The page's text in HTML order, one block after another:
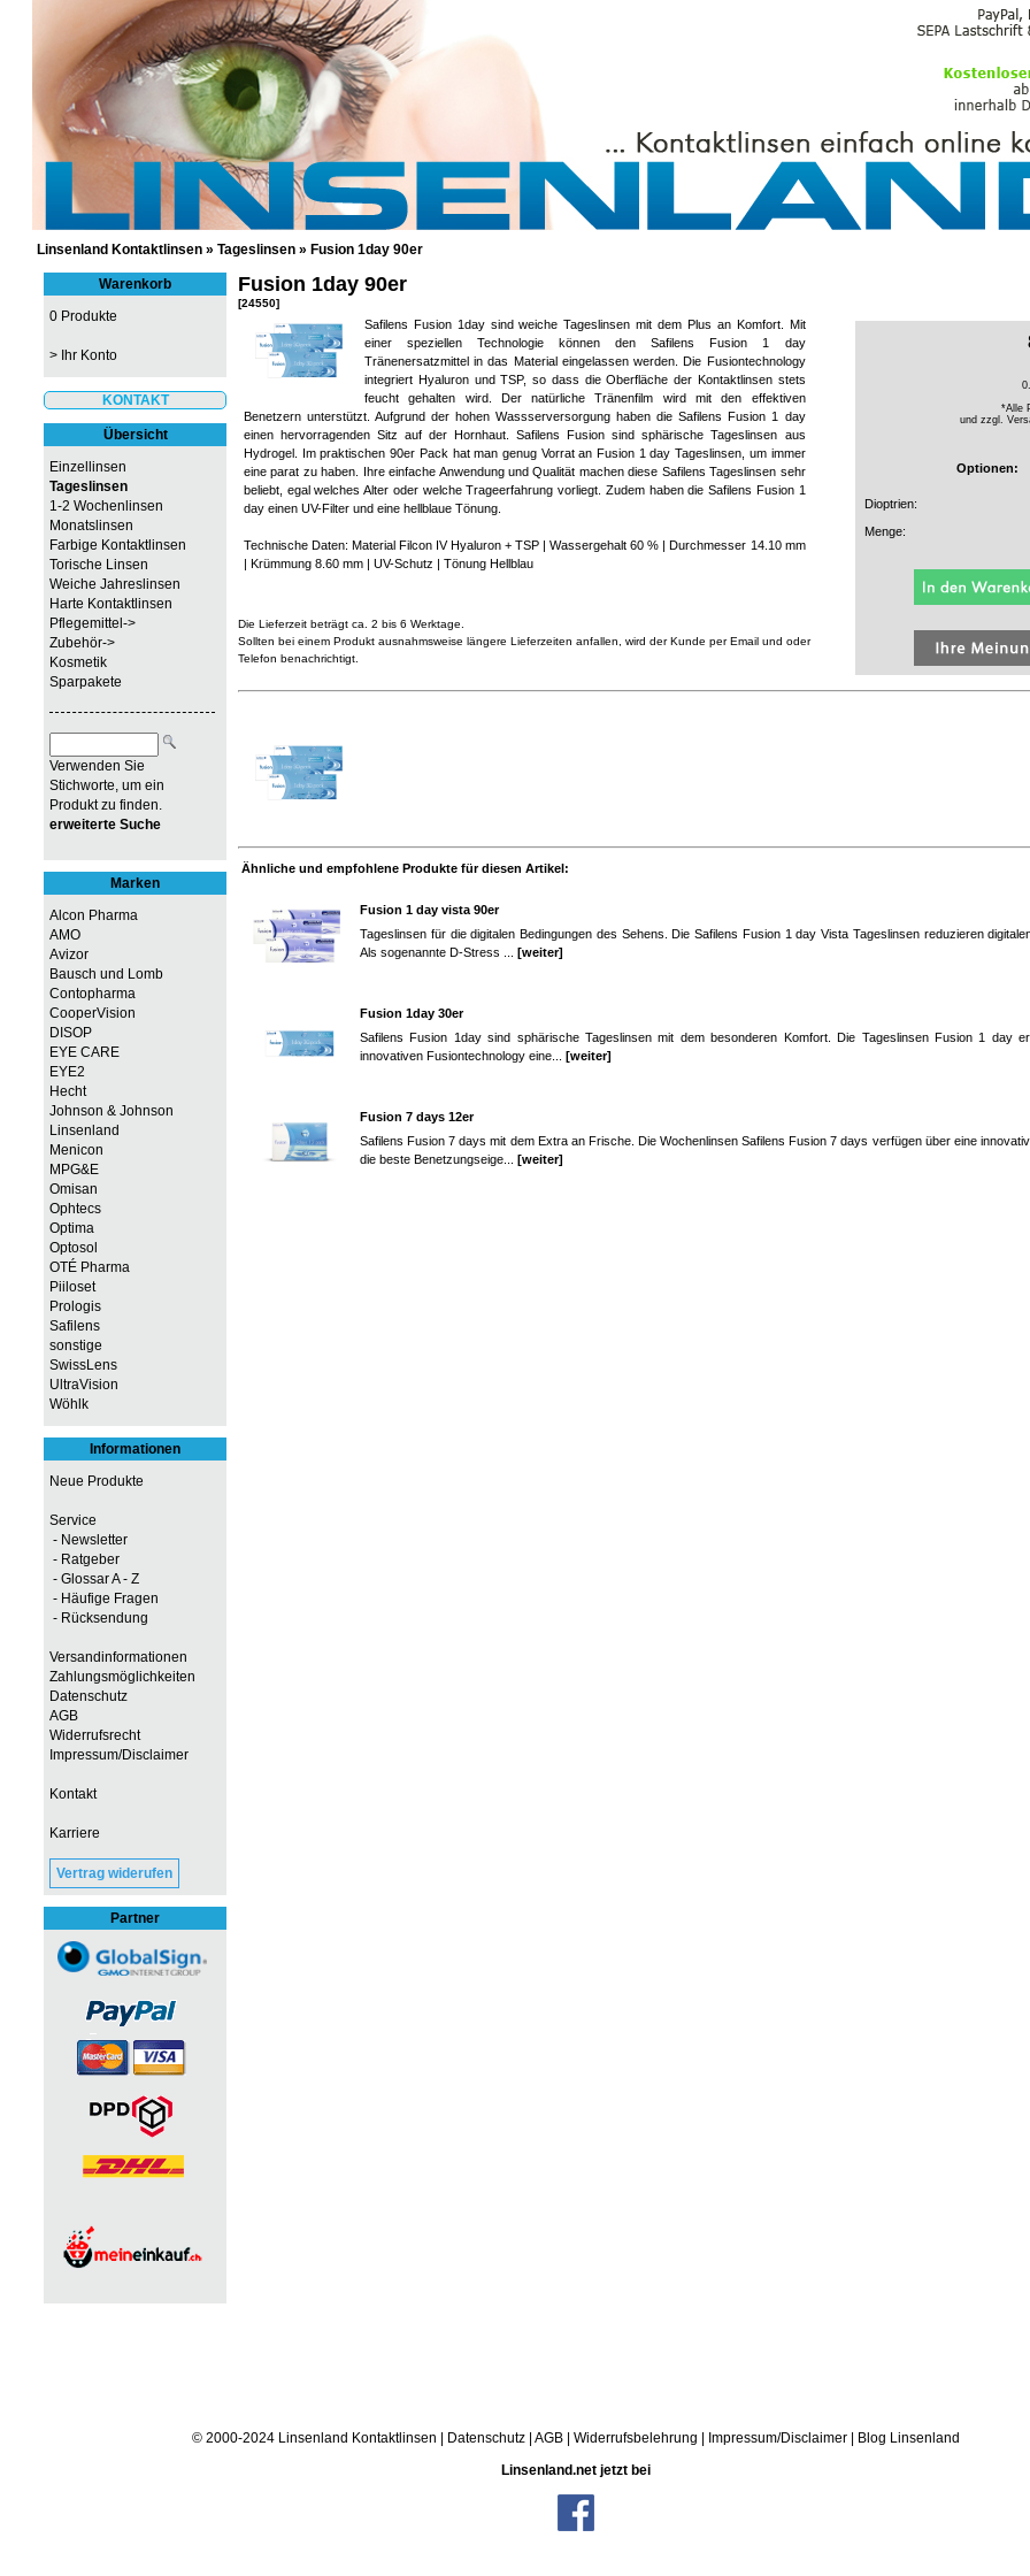
GÜNSTIGE KONTAKTLINSEN UND PFLEGEMITTEL
Linsenland Kontaktlinsen » Tageslinsen » Fusion 1day 90er
Warenkorb
0 Produkte
> Ihr Konto
KONTAKT
Übersicht
Einzellinsen
Tageslinsen
1-2 Wochenlinsen
Monatslinsen
Farbige Kontaktlinsen
Torische Linsen
Weiche Jahreslinsen
Harte Kontaktlinsen
Pflegemittel->
Zubehör->
Kosmetik
Sparpakete
Verwenden Sie
Stichworte, um ein
Produkt zu finden.
erweiterte Suche
Marken
Alcon Pharma
AMO
Avizor
Bausch und Lomb
Contopharma
CooperVision
DISOP
EYE CARE
EYE2
Hecht
Johnson & Johnson
Linsenland
Menicon
MPG&E
Omisan
Ophtecs
Optima
Optosol
OTÉ Pharma
Piiloset
Prologis
Safilens
sonstige
SwissLens
UltraVision
Wöhlk
Informationen
Neue Produkte
Service
- Newsletter
- Ratgeber
- Glossar A - Z
- Häufige Fragen
- Rücksendung
Versandinformationen
Zahlungsmöglichkeiten
Datenschutz
AGB
Widerrufsrecht
Impressum/Disclaimer
Kontakt
Karriere
Vertrag widerufen
Partner
Fusion 1day 90er
[24550]
Safilens Fusion 1day sind weiche Tageslinsen mit dem Plus an Komfort. Mit
einer speziellen Technologie können den Safilens Fusion 1 day
Tränenersatzmittel in das Material eingelassen werden. Die Fusiontechnology
integriert Hyaluron und TSP, so dass die Oberfläche der Kontaktlinsen stets
feucht gehalten wird. Der natürliche Tränenfilm wird mit den effektiven
Benetzern unterstützt. Aufgrund der hohen Wassserversorgung haben die Safilens Fusion 1 day
einen hervorragenden Sitz auf der Hornhaut. Safilens Fusion sind sphärische Tageslinsen aus
Hydrogel. Im praktischen 90er Pack hat man genug Vorrat an Fusion 1 day Tageslinsen, um immer
eine parat zu haben. Ihre einfache Anwendung und Qualität machen diese Safilens Tageslinsen sehr
beliebt, egal welches Alter oder welche Trageerfahrung vorliegt. Zudem haben die Safilens Fusion 1
day einen UV-Filter und eine hellblaue Tönung.
Technische Daten: Material Filcon IV Hyaluron + TSP | Wassergehalt 60 % | Durchmesser 14.10 mm
| Krümmung 8.60 mm | UV-Schutz | Tönung Hellblau
Die Lieferzeit beträgt ca. 2 bis 6 Werktage.
Sollten bei einem Produkt ausnahmsweise längere Lieferzeiten anfallen, wird der Kunde per Email und oder
Telefon benachrichtigt.
*Alle
und zzgl.
Optionen:
Dioptrien:
Menge:
Ähnliche und empfohlene Produkte für diesen Artikel:
Fusion 1 day vista 90er
Tageslinsen für die digitalen Bedingungen des Sehens. Die Safilens Fusion 1 day Vista Tageslinsen reduzieren
Als sogenannte D-Stress ... [weiter]
Fusion 1day 30er
Safilens Fusion 1day sind sphärische Tageslinsen mit dem besonderen Komfort. Die Tageslinsen Fusion 1 day
innovativen Fusiontechnology eine... [weiter]
Fusion 7 days 12er
Safilens Fusion 7 days mit dem Extra an Frische. Die Wochenlinsen Safilens Fusion 7 days verfügen über eine
die beste Benetzungseige... [weiter]
© 2000-2024 Linsenland Kontaktlinsen Datenschutz AGB Widerrufsbelehrung Impressum/Disclaimer
Blog Linsenland
Linsenland.net jetzt bei